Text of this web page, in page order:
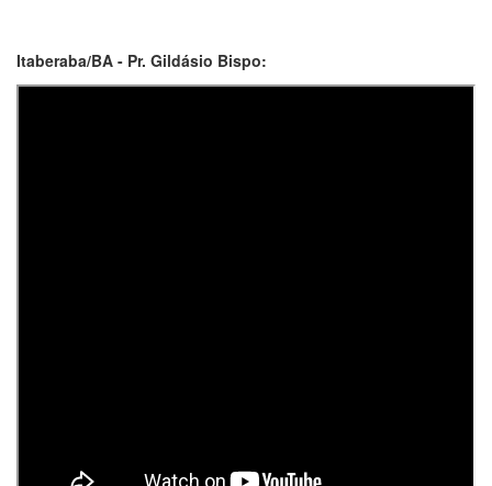
Itaberaba/BA - Pr. Gildásio Bispo: